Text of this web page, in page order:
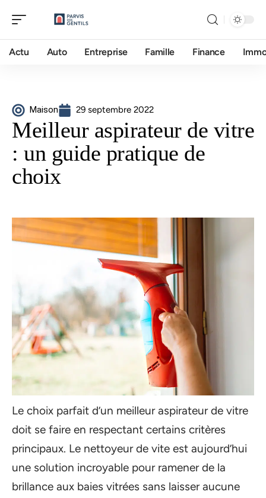
Actu Auto Entreprise Famille Finance
Maison 29 septembre 2022
Meilleur aspirateur de vitre
: un guide pratique de
choix
Le choix parfait d’un meilleur aspirateur de vitre
doit se faire en respectant certains critères
principaux. Le nettoyeur de vite est aujourd’hui
une solution incroyable pour ramener de la
brillance aux baies vitrées sans laisser aucune